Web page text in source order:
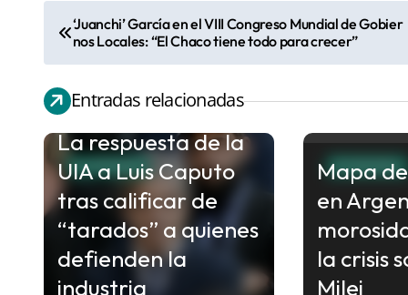
a
v
e
g
a
c
i
‘Juanchi’ García en el VIII Congreso Mundial de Gobier
nos Locales: “El Chaco tiene todo para crecer”
Entradas relacionadas
ECONOMIA
La respuesta de la
UIA a Luis Caputo
tras calificar de
“tarados” a quienes
defienden la
industria
ECONOMIA
Mapa
en
la crisis
Milei